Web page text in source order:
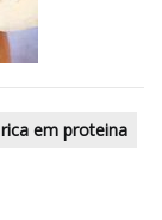
rica em proteina